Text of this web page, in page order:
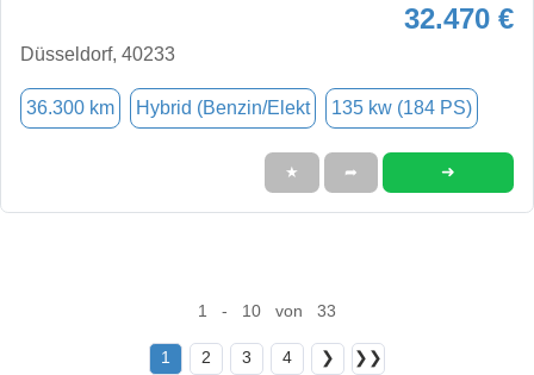
32.470 €
Düsseldorf, 40233
36.300 km Hybrid (Benzin/Elekt 135 kw (184 PS)
★ ➦ ➜
1 - 10 von 33
1 2 3 4 ❯ ❯❯